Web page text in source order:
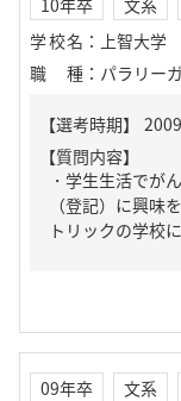
学校名 ： 上智大学
職種 ： パラリー
【質問内容】
・学生生活でが
（登記）に興味
トリックの学校
09年卒 文系